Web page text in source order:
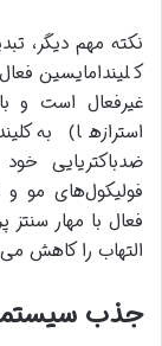
نکته مهم دیگر،
کلیندامایسین
غیرفعال است و
استرازها) به
ضدباکتریایی
فولیکول‌های مو
فعال با مهار سنتز
التهاب را کاهش
جذب